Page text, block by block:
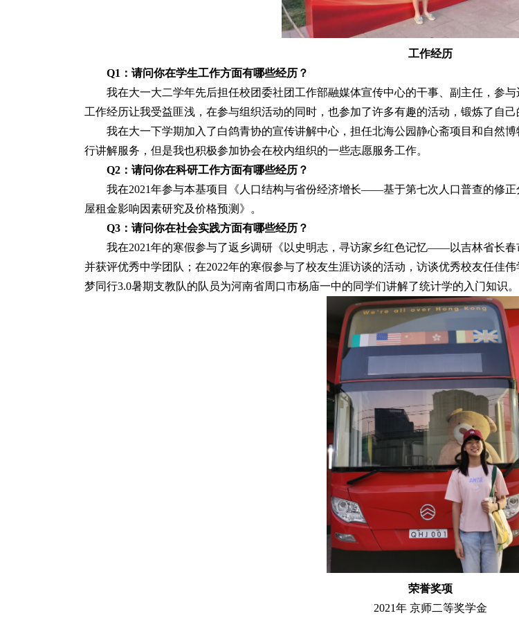
工作经历
Q1：请问你在学生工作方面有哪些经历？
我在大一大二学年先后担任校团委社团工作部融媒体宣传中心的干事、副主任，参
工作经历让我受益匪浅，在参与组织活动的同时，也参加了许多有趣的活动，锻炼了自己
我在大一下学期加入了白鸽青协的宣传讲解中心，担任北海公园静心斋项目和自然
行讲解服务，但是我也积极参加协会在校内组织的一些志愿服务工作。
Q2：请问你在科研工作方面有哪些经历？
我在2021年参与本基项目《人口结构与省份经济增长——基于第七次人口普查的修
屋租金影响因素研究及价格预测》。
Q3：请问你在社会实践方面有哪些经历？
我在2021年的寒假参与了返乡调研《以史明志，寻访家乡红色记忆——以吉林省长春
并获评优秀中学团队；在2022年的寒假参与了校友生涯访谈的活动，访谈优秀校友任佳
梦同行3.0暑期支教队的队员为河南省周口市杨庙一中的同学们讲解了统计学的入门知识。
荣誉奖项
2021年 京师二等奖学金